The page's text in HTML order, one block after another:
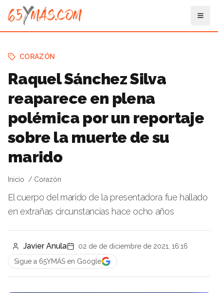
CORAZÓN
Raquel Sánchez Silva
reaparece en plena
polémica por un reportaje
sobre la muerte de su
marido
Inicio Corazón
El cuerpo del marido de la presentadora fue hallado
en extrañas circunstancias hace ocho años
Javier Anula
02 de de diciembre de 2021, 16:16
Sigue a 65YMÁS en Google